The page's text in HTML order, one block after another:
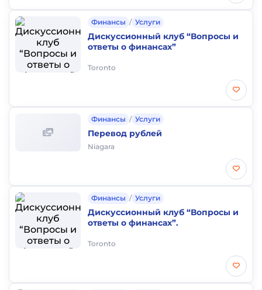
Финансы / Услуги
Дискуссионный клуб “Вопросы и
ответы о финансах”
Toronto
Финансы / Услуги
Перевод рублей
Niagara
Финансы / Услуги
Дискуссионный клуб “Вопросы и
ответы о финансах”.
Toronto